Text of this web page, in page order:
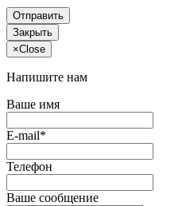
Отправить
Закрыть
×Close
Напишите нам
Ваше имя
E-mail*
Телефон
Ваше сообщение